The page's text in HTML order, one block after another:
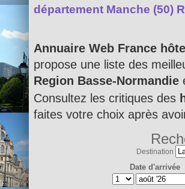
département Manche (50)
Annuaire Web France
propose une liste des
Region Basse-Normandie
Consultez les critiques des
faites votre choix après
Destination
Date d'arrivée